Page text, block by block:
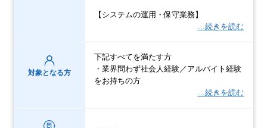
【システムの運用・保守業務】
…続きを読む
対象となる方
下記すべてを満たす方
・業界問わず社会人経験／アルバイト経験
をお持ちの方
…続きを読む